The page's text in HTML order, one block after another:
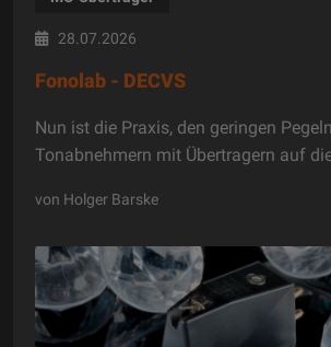
28.07.2026
Fonolab - DECVS
Nun ist die Praxis, den geringen
Tonabnehmern mit Übertragern auf
von Holger Barske